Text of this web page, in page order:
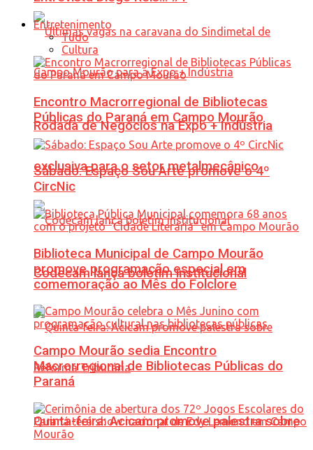
Rodada de Negócios na Expo + Indústria
exclusiva para o setor metalmecânico
Codecam lança boletim institucional
Quinta-feira: Acicam promove palestra sobre
Entretenimento
Tudo
Cultura
Encontro Macrorregional de Bibliotecas
Públicas do Paraná em Campo Mourão
Sábado: Espaço Sou Arte promove o 4º
CircNic
Biblioteca Municipal de Campo Mourão
promove programação especial em
comemoração ao Mês do Folclore
Campo Mourão sedia Encontro
Macrorregional de Bibliotecas Públicas do
Paraná